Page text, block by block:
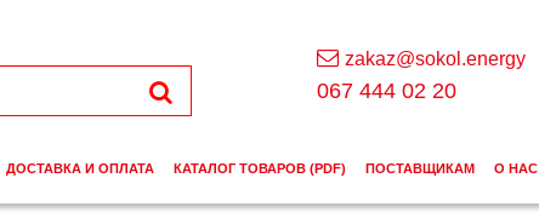
zakaz@sokol.energy
067 444 02 20
ДОСТАВКА И ОПЛАТА КАТАЛОГ ТОВАРОВ (PDF) ПОСТАВЩИКАМ О НАС